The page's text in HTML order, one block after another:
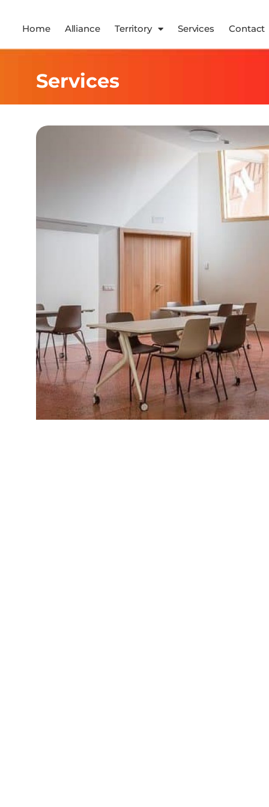
Home Alliance Territory Services Contact
Services